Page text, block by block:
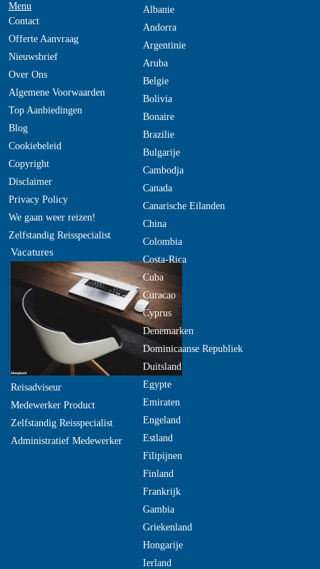
Menu
Contact
Offerte Aanvraag
Nieuwsbrief
Over Ons
Algemene Voorwaarden
Top Aanbiedingen
Blog
Cookiebeleid
Copyright
Disclaimer
Privacy Policy
We gaan weer reizen!
Zelfstandig Reisspecialist
Vacatures
Reisadviseur
Medewerker Product
Zelfstandig Reisspecialist
Administratief Medewerker
Albanie
Andorra
Argentinie
Aruba
Belgie
Bolivia
Bonaire
Brazilie
Bulgarije
Cambodja
Canada
Canarische Eilanden
China
Colombia
Costa-Rica
Cuba
Curacao
Cyprus
Denemarken
Dominicaanse Republiek
Duitsland
Egypte
Emiraten
Engeland
Estland
Filipijnen
Finland
Frankrijk
Gambia
Griekenland
Hongarije
Ierland